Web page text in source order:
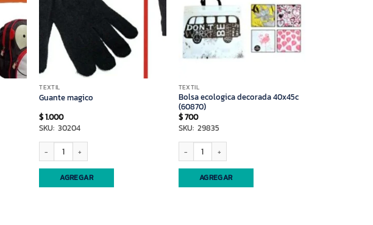
TEXTIL
Guante magico
$1.000
SKU: 30204
Guante magico cantidad
AGREGAR
TEXTIL
Bolsa ecologica decorada 40x45c
(60870)
$700
SKU: 29835
Bolsa ecologica decorada 40x45c (60870) cantidad
AGREGAR